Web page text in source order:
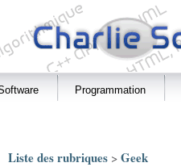
Programmation
Liste des rubriques > Geek